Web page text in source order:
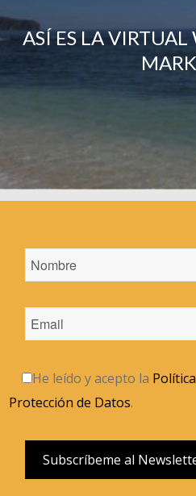
ASÍ ES LA
He leído y acepto la
Protección de Datos.